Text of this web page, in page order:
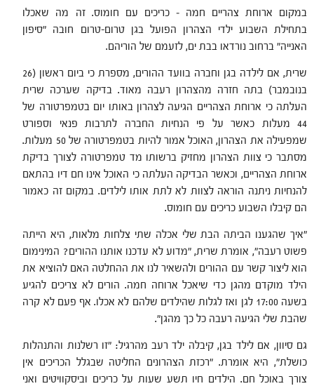
במקום ארוחת צהריים חמה – כריכים עם חומוס. זה מה שאכלו
בתחילת השבוע ילדי הצהרון הפועל בגן טרום-טרום חובה "סיפון
האנייה" ברחוב נורדאו בבת ים, לזעמם של הוריהם.
שרית, אם לילדה בגן וחברה בוועד ההורים, מספרת כי ביום ראשון (26
בנובמבר) בתה חזרה מהצהרון רעבה מאוד. בדיקה שערכה שרית
העלתה כי ארוחת הצהריים הגיעה לצהרון באותו יום בטמפרטורה של
44 מעלות כאשר על פי הנחיות החברה לתרבות פנאי וספורט
שמפעילה את הצהרון, האוכל אמור להיות בטמפרטורה של 50 מעלות.
מסתבר כי צוות הצהרון מחזיק ברשותו מד טמפרטורה לצורך בדיקת
ארוחת הצהריים, וכאשר הבדיקה העלתה כי האוכל אינו חם דיו בהתאם
להנחיות ניתנה הוראה לצוות לא לתת אותו לילדים. במקום זה כאמור
הם קיבלו השבוע כריכים עם חומוס.
"איך שהגענו הביתה הבת שלי אכלה שתי צלחות מלאות, היא הייתה
פשוט רעבה", אומרת שרית, "מדוע לא עדכנו אותנו ההורים? המינימום
הוא ליצור קשר עם ההורים ולהשאיר לנו את ההחלטה האם להוציא את
הילד מוקדם מהגן כדי שיאכל ארוחה חמה. הורים לא צריכים להגיע
בשעה 17:00 לגן ואז לגלות שהילדים שלהם לא אכלו. אף פעם לא קרה
שהבת שלי הגיעה רעבה כל כך מהגן".
גם סיוון, אם לילד בגן, קיבלה ילד רעב מהרגיל: "זו רשלנות והתנהלות
כושלת", היא אומרת. "רכזת הצהרונים החליטה שבגלל הכריכים אין
צורך באוכל חם. הילדים חיו תשע שעות על כריכים וביסקוויטים ואני